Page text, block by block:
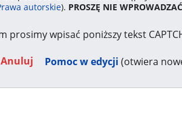
autorskie). PROSZĘ NIE
wpisać poniższy tekst
Anuluj
Pomoc w edycji (otwiera